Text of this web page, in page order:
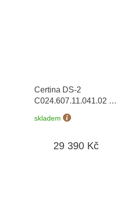
Certina DS-2
C024.607.11.041.02 +
prodloužená záruka 5
let + možnost výměny
skladem
29 390 Kč